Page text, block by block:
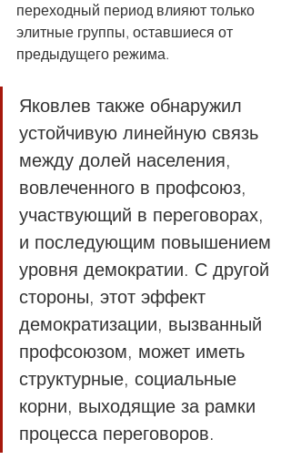
переходный период влияют только
элитные группы, оставшиеся от
предыдущего режима.
Яковлев также обнаружил
устойчивую линейную связь
между долей населения,
вовлеченного в профсоюз,
участвующий в переговорах,
и последующим повышением
уровня демократии. С другой
стороны, этот эффект
демократизации, вызванный
профсоюзом, может иметь
структурные, социальные
корни, выходящие за рамки
процесса переговоров.